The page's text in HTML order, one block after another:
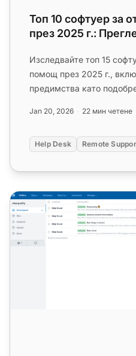
Топ 10 софтуер за
през 2025 г.:
Изследвайте топ 15
помощ през 2025 г.,
предимства като
Jan 20, 2026 22 мин четене
Help Desk Remote
Топ 10 най-добри